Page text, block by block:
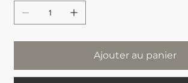
Ajouter au panier